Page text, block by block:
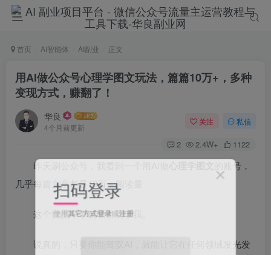
首页 AI智能体 AI副业 正文
用AI做公众号心理学图文玩法，篇篇10万+，多种
变现方式，赚翻了！
华良
4个月前更新
关注 私信
2 2.4W+ 1122
昨天刷公众号，我看到一个用AI做
的账号，
几乎每篇文章都是10万＋阅读量
这个数据一下就吸引到了我。
说真的，只要你能驾驭AI，就能让它在任何领域发光发
扫码登录
使用其它方式登录或注册